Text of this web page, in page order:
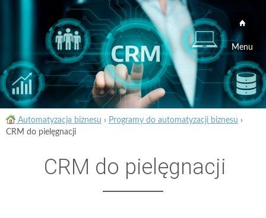
Menu
Automatyzacja biznesu › Programy do automatyzacji biznesu ›
CRM do pielęgnacji
CRM do pielęgnacji